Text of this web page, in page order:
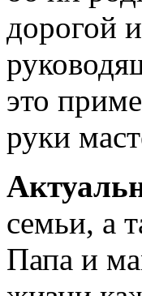
дорогой
это
руки
семьи, а
Папа и